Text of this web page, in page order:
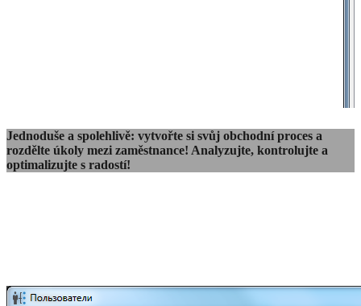
Jednoduše a spolehlivě: vytvořte si svůj obchodní proces a
rozdělte úkoly mezi zaměstnance! Analyzujte, kontrolujte a
optimalizujte s radostí!